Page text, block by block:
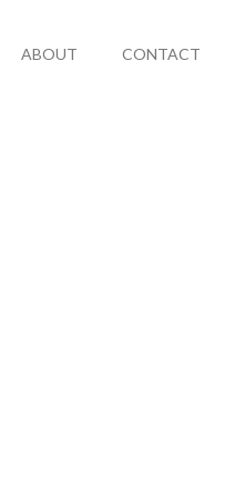
ABOUT CONTACT